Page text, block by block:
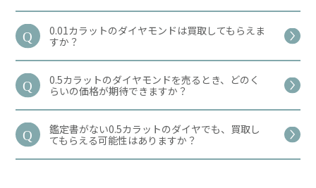
0.01カラットのダイヤモンドは買取してもらえま
すか？
0.5カラットのダイヤモンドを売るとき、どのく
らいの価格が期待できますか？
鑑定書がない0.5カラットのダイヤでも、買取し
てもらえる可能性はありますか？